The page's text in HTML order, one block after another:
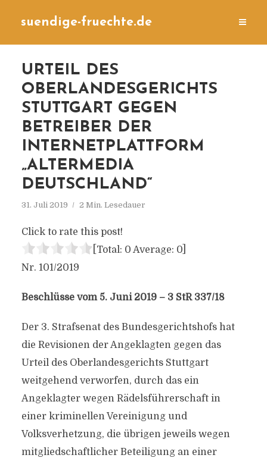
suendige-fruechte.de
URTEIL DES
OBERLANDESGERICHTS
STUTTGART GEGEN
BETREIBER DER
INTERNETPLATTFORM
„ALTERMEDIA
DEUTSCHLAND“
31. Juli 2019 2 Min. Lesedauer
Click to rate this post!
[Total: 0 Average: 0]
Nr. 101/2019
Beschlüsse vom 5. Juni 2019 – 3 StR 337/18
Der 3. Strafsenat des Bundesgerichtshofs hat
die Revisionen der Angeklagten gegen das
Urteil des Oberlandesgerichts Stuttgart
weitgehend verworfen, durch das ein
Angeklagter wegen Rädelsführerschaft in
einer kriminellen Vereinigung und
Volksverhetzung, die übrigen jeweils wegen
mitgliedschaftlicher Beteiligung an einer